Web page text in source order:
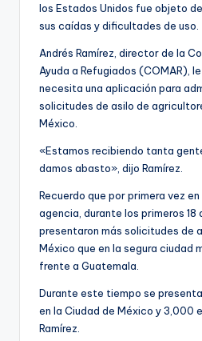
los Estados Unidos fue objeto
sus caídas y dificultades de uso.
Andrés Ramírez, director de la
Ayuda a Refugiados (COMAR),
necesita una aplicación para
solicitudes de asilo de
México.
«Estamos recibiendo tanta
damos abasto», dijo Ramírez.
Recuerdo que por primera vez
agencia, durante los primeros 18
presentaron más solicitudes de
México que en la segura ciudad
frente a Guatemala.
Durante este tiempo se
en la Ciudad de México y 3,000
Ramírez.